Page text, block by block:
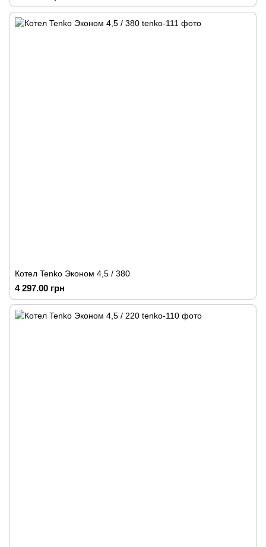
Котел Tenko Эконом 4,5 / 380
4 297.00 грн